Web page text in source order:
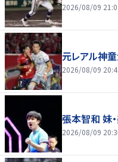
2026/08/09
元レアル神
2026/08/09
張本智和 妹
2026/08/09